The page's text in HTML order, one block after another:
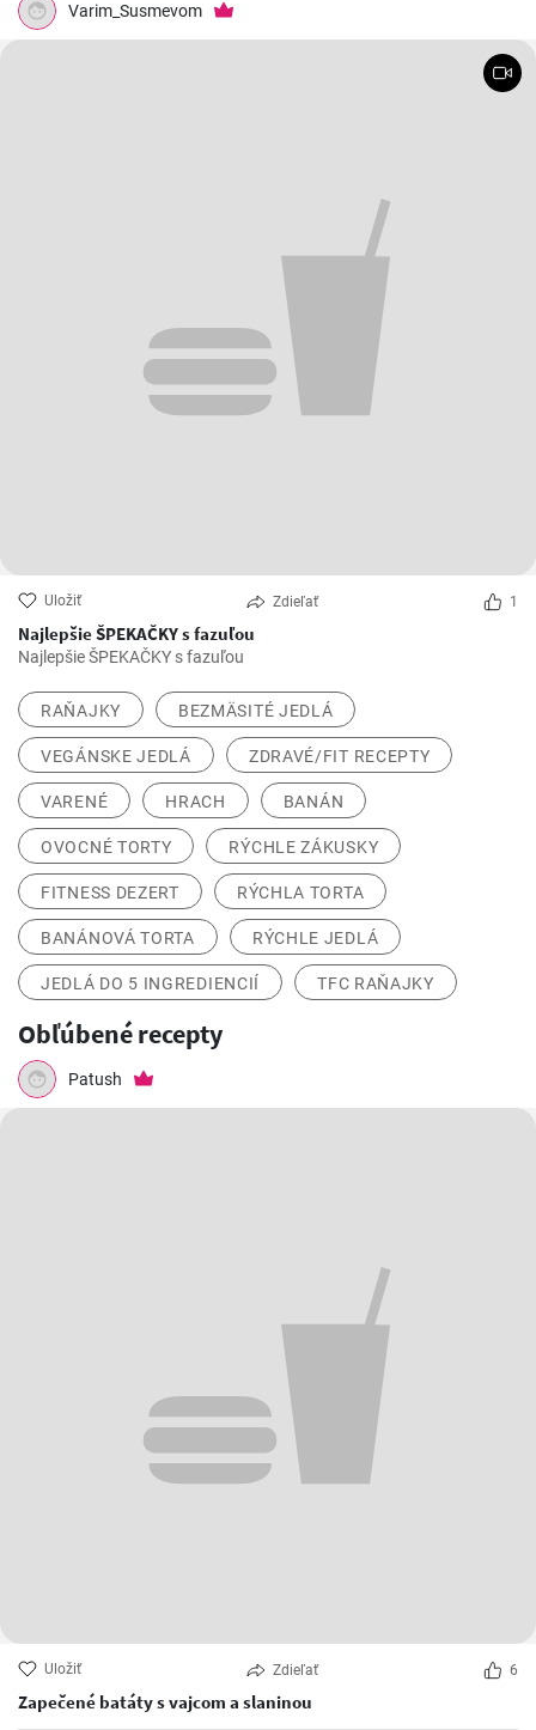
Varim_Susmevom
Uložiť Zdieľať 1
Najlepšie ŠPEKAČKY s fazuľou
Najlepšie ŠPEKAČKY s fazuľou
RAŇAJKY BEZMÄSITÉ JEDLÁ
VEGÁNSKE JEDLÁ ZDRAVÉ/FIT RECEPTY
VARENÉ HRACH BANÁN
OVOCNÉ TORTY RÝCHLE ZÁKUSKY
FITNESS DEZERT RÝCHLA TORTA
BANÁNOVÁ TORTA RÝCHLE JEDLÁ
JEDLÁ DO 5 INGREDIENCIÍ TFC RAŇAJKY
Obľúbené recepty
Patush
Uložiť Zdieľať 6
Zapečené batáty s vajcom a slaninou